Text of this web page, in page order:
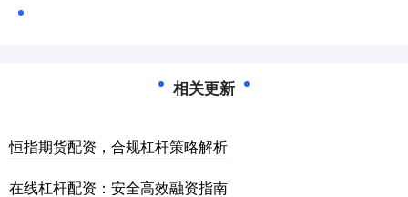
相关更新
恒指期货配资，合规杠杆策略解析
在线杠杆配资：安全高效融资指南